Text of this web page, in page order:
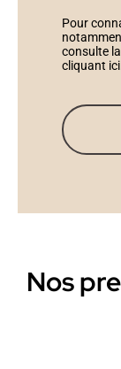
Pour
consulte
cliquant ici
Nos